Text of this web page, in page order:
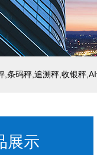
,条码秤,追溯秤,收银秤
展示